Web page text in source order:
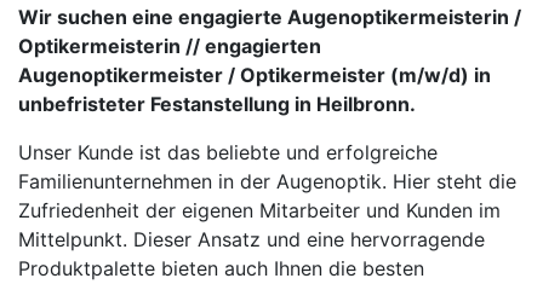
Wir suchen eine engagierte Augenoptikermeisterin /
Optikermeisterin // engagierten
Augenoptikermeister / Optikermeister (m/w/d) in
unbefristeter Festanstellung in Heilbronn.
Unser Kunde ist das beliebte und erfolgreiche
Familienunternehmen in der Augenoptik. Hier steht die
Zufriedenheit der eigenen Mitarbeiter und Kunden im
Mittelpunkt. Dieser Ansatz und eine hervorragende
Produktpalette bieten auch Ihnen die besten